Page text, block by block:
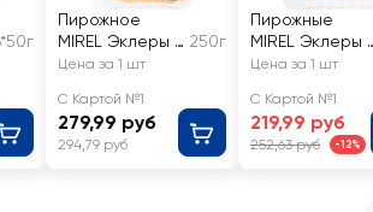
Пирожное
MIREL Эклеры с
заварным
250г
Цена за 1 шт
С Картой №1
279,99 руб
294,79 руб
Пирожные
MIREL Эклеры
крем-брюле
Цена за 1 шт
С Картой №1
219,99 руб
252,63 руб -12%